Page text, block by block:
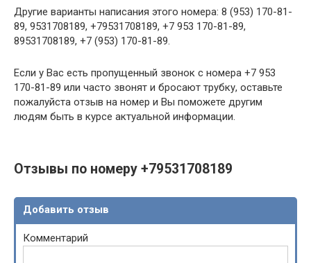
Другие варианты написания этого номера: 8 (953) 170-81-
89, 9531708189, +79531708189, +7 953 170-81-89,
89531708189, +7 (953) 170-81-89.
Если у Вас есть пропущенный звонок с номера +7 953
170-81-89 или часто звонят и бросают трубку, оставьте
пожалуйста отзыв на номер и Вы поможете другим
людям быть в курсе актуальной информации.
Отзывы по номеру +79531708189
Добавить отзыв
Комментарий